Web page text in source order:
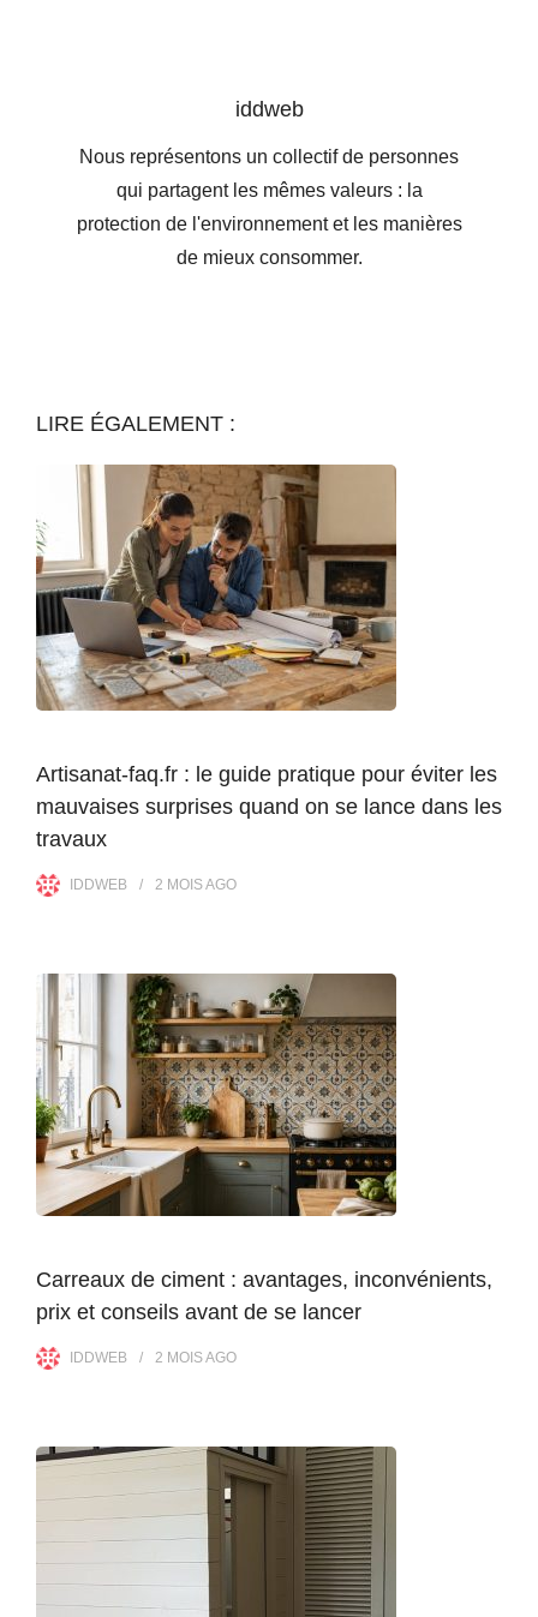
iddweb
Nous représentons un collectif de personnes
qui partagent les mêmes valeurs : la
protection de l'environnement et les manières
de mieux consommer.
LIRE ÉGALEMENT :
Artisanat-faq.fr : le guide pratique pour éviter les
mauvaises surprises quand on se lance dans les
travaux
IDDWEB 2 MOISAGO
Carreaux de ciment : avantages, inconvénients,
prix et conseils avant de se lancer
IDDWEB 2 MOISAGO